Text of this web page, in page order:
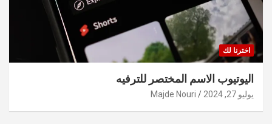
اخترنا لك
اليوتيوب الاسم المختصر للترفيه
يوليو 27, 2024 Majde Nouri